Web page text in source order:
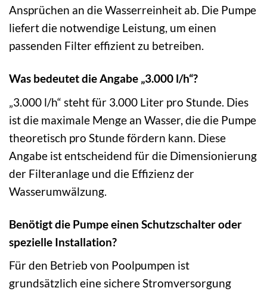
Ansprüchen an die Wasserreinheit ab. Die Pumpe
liefert die notwendige Leistung, um einen
passenden Filter effizient zu betreiben.
Was bedeutet die Angabe „3.000 l/h“?
„3.000 l/h“ steht für 3.000 Liter pro Stunde. Dies
ist die maximale Menge an Wasser, die die Pumpe
theoretisch pro Stunde fördern kann. Diese
Angabe ist entscheidend für die Dimensionierung
der Filteranlage und die Effizienz der
Wasserumwälzung.
Benötigt die Pumpe einen Schutzschalter oder
spezielle Installation?
Für den Betrieb von Poolpumpen ist
grundsätzlich eine sichere Stromversorgung